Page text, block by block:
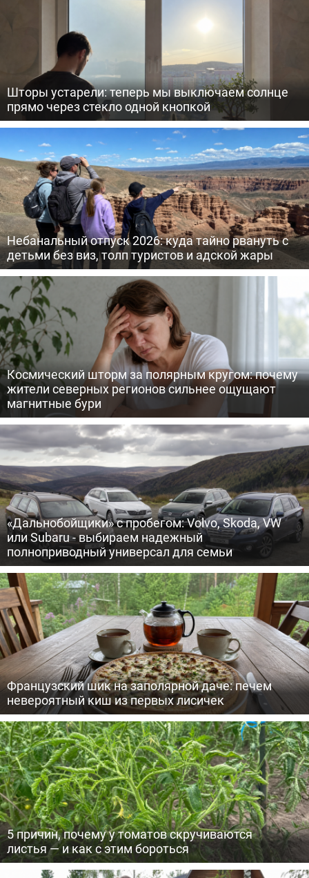
Шторы устарели: теперь мы выключаем солнце
прямо через стекло одной кнопкой
Небанальный отпуск 2026: куда тайно рвануть с
детьми без виз, толп туристов и адской жары
Космический шторм за полярным кругом: почему
жители северных регионов сильнее ощущают
магнитные бури
«Дальнобойщики» с пробегом: Volvo, Skoda, VW
или Subaru - выбираем надежный
полноприводный универсал для семьи
Французский шик на заполярной даче: печем
невероятный киш из первых лисичек
5 причин, почему у томатов скручиваются
листья — и как с этим бороться